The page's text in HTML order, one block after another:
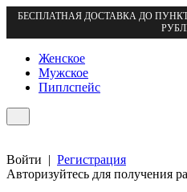
БЕСПЛАТНАЯ ДОСТАВКА ДО
Женское
Мужское
Пиплспейс
Войти | Регистрация
Авторизуйтесь для получения